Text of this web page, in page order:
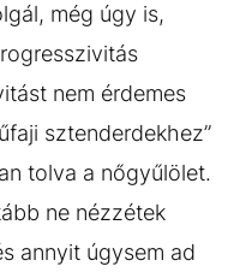
még úgy is,
nem érdemes
sztenderdekhez”
tolva a nőgyűlölet.
ne nézzétek
annyit úgysem ad